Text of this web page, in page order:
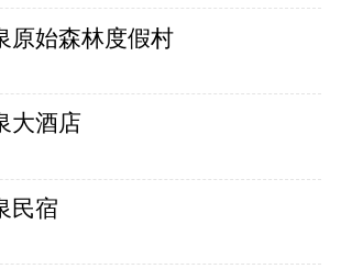
原始森林度假村
大酒店
民宿